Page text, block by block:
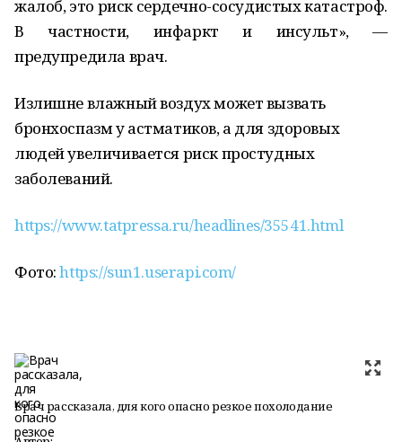
жалоб, это риск сердечно-сосудистых катастроф.
В частности, инфаркт и инсульт», —
предупредила врач.
Излишне влажный воздух может вызвать
бронхоспазм у астматиков, а для здоровых
людей увеличивается риск простудных
заболеваний.
https://www.tatpressa.ru/headlines/35541.html
Фото:https://sun1.userapi.com/
Врач рассказала, для кого опасно резкое похолодание